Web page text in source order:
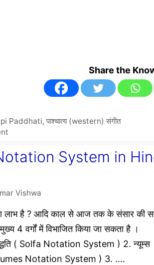
Share the
Paddhati,पाश्चात्य (western) संगीत
System in Hindi
Vishwa
लाभ है ? आदि काल से आज तक के संसार की
मुख्य 4 वर्गों में विभाजित किया जा सकता है ।
( Solfa Notation System ) 2. न्यूम्स
Notation System ) 3. ….